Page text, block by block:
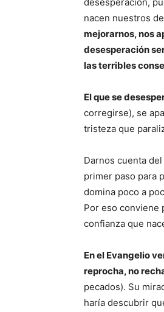
nacen nuestros
mejorarnos, nos
desesperación
las terribles
El que se
corregirse), se
tristeza que
Darnos cuenta
primer paso para
domina poco a
Por eso conviene
confianza que
En el Evangelio
reprocha, no
pecados). Su
haría descubrir